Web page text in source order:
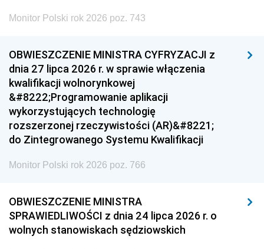
Monitor Polski rok 2026 poz. 743
OBWIESZCZENIE MINISTRA CYFRYZACJI z
dnia 27 lipca 2026 r. w sprawie włączenia
kwalifikacji wolnorynkowej
&#8222;Programowanie aplikacji
wykorzystujących technologię
rozszerzonej rzeczywistości (AR)&#8221;
do Zintegrowanego Systemu Kwalifikacji
Monitor Polski rok 2026 poz. 766
OBWIESZCZENIE MINISTRA
SPRAWIEDLIWOŚCI z dnia 24 lipca 2026 r. o
wolnych stanowiskach sędziowskich